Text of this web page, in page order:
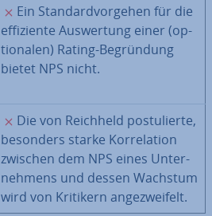
✗
Ein Stan­dard­vor­ge­hen für die
ef­fi­zi­en­te Aus­wer­tung einer (op­
tio­na­len) Rating-Be­grün­dung
bietet NPS nicht.
✗
Die von Reichheld pos­tu­lier­te,
besonders starke Kor­re­la­ti­on
zwischen dem NPS eines Un­ter­
neh­mens und dessen Wachstum
wird von Kritikern an­ge­zwei­felt.